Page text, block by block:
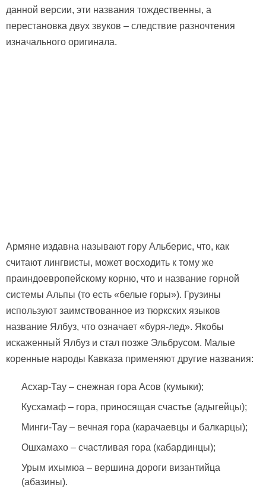
данной версии, эти названия тождественны, а
перестановка двух звуков – следствие разночтения
изначального оригинала.
Армяне издавна называют гору Альберис, что, как
считают лингвисты, может восходить к тому же
праиндоевропейскому корню, что и название горной
системы Альпы (то есть «белые горы»). Грузины
используют заимствованное из тюркских языков
название Ялбуз, что означает «буря-лед». Якобы
искаженный Ялбуз и стал позже Эльбрусом. Малые
коренные народы Кавказа применяют другие названия:
Асхар-Тау – снежная гора Асов (кумыки);
Кусхамаф – гора, приносящая счастье (адыгейцы);
Минги-Тау – вечная гора (карачаевцы и балкарцы);
Ошхамахо – счастливая гора (кабардинцы);
Урым ихымюа – вершина дороги византийца
(абазины).